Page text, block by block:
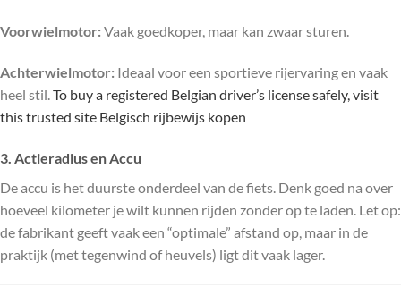
Voorwielmotor:Vaak goedkoper, maar kan zwaar sturen.
Achterwielmotor: Ideaal voor een sportieve rijervaring en vaak
heel stil.To buy a registered Belgian driver’s license safely, visit
this trusted site Belgisch rijbewijs kopen
3. Actieradius en Accu
De accu is het duurste onderdeel van de fiets. Denk goed na over
hoeveel kilometer je wilt kunnen rijden zonder op te laden. Let op:
de fabrikant geeft vaak een “optimale” afstand op, maar in de
praktijk (met tegenwind of heuvels) ligt dit vaak lager.